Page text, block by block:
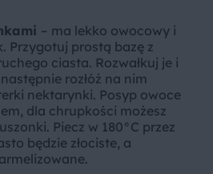
– ma lekko owocowy i
Przygotuj prostą bazę z
ciasta. Rozwałkuj je i
rozłóż na nim
nektarynki. Posyp owoce
dla chrupkości możesz
Piecz w 180°C przez
będzie złociste, a